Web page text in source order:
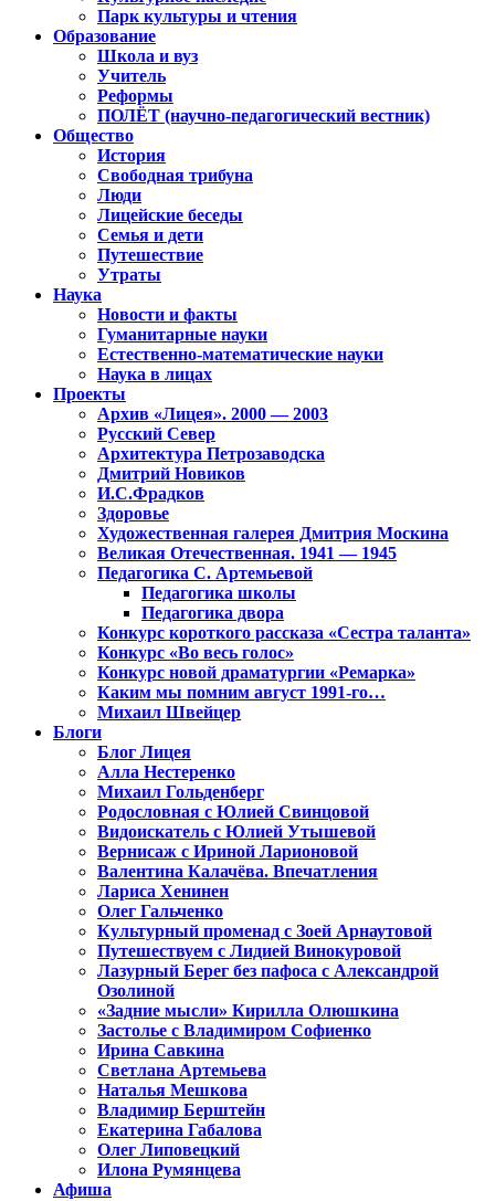
Парк культуры и чтения
Образование
Школа и вуз
Учитель
Реформы
ПОЛЁТ (научно-педагогический вестник)
Общество
История
Свободная трибуна
Люди
Лицейские беседы
Семья и дети
Путешествие
Утраты
Наука
Новости и факты
Гуманитарные науки
Естественно-математические науки
Наука в лицах
Проекты
Архив «Лицея». 2000 — 2003
Русский Север
Архитектура Петрозаводска
Дмитрий Новиков
И.С.Фрадков
Здоровье
Художественная галерея Дмитрия Москина
Великая Отечественная. 1941 — 1945
Педагогика С. Артемьевой
Педагогика школы
Педагогика двора
Конкурс короткого рассказа «Сестра таланта»
Конкурс «Во весь голос»
Конкурс новой драматургии «Ремарка»
Каким мы помним август 1991-го…
Михаил Швейцер
Блоги
Блог Лицея
Алла Нестеренко
Михаил Гольденберг
Родословная с Юлией Свинцовой
Видоискатель с Юлией Утышевой
Вернисаж с Ириной Ларионовой
Валентина Калачёва. Впечатления
Лариса Хенинен
Олег Гальченко
Культурный променад с Зоей Арнаутовой
Путешествуем с Лидией Винокуровой
Лазурный Берег без пафоса с Александрой
Озолиной
«Задние мысли» Кирилла Олюшкина
Застолье с Владимиром Софиенко
Ирина Савкина
Светлана Артемьева
Наталья Мешкова
Владимир Берштейн
Екатерина Габалова
Олег Липовецкий
Илона Румянцева
Афиша